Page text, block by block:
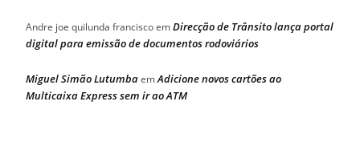
Andre joe quilunda franciscoemDirecção de Trânsito lança portal
digital para emissão de documentos rodoviários
Miguel Simão LutumbaemAdicione novos cartões ao
Multicaixa Express sem ir ao ATM